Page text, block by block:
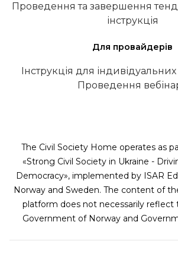
Проведення та завершення
інструкція
Для провайдерів
Інструкція для
Проведення
The Civil Society Home operates as
«Strong Civil Society in Ukraine -
Democracy», implemented by ISAR
Norway and Sweden. The content of
platform does not necessarily reflect
Government of Norway and